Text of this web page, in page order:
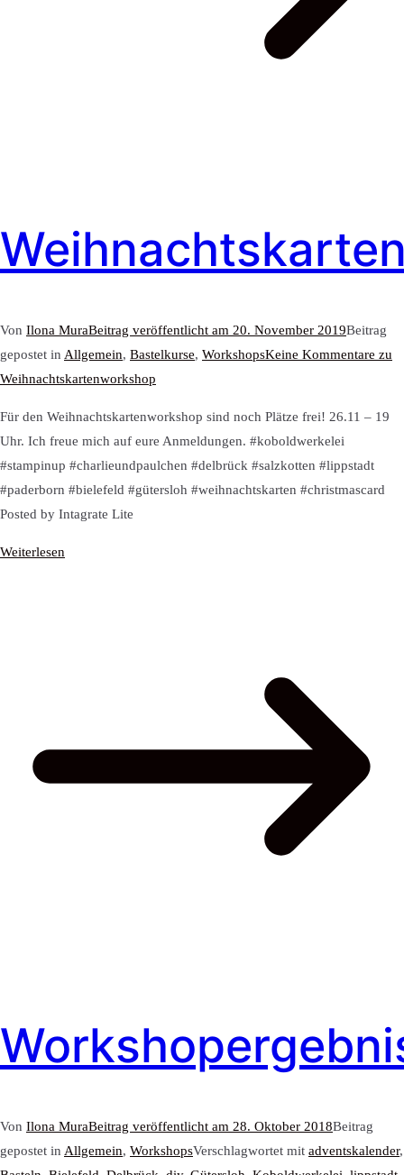
Von Ilona MuraBeitrag veröffentlicht am 20. November 2019Beitrag
gepostet in Allgemein, Bastelkurse, WorkshopsKeine Kommentare zu
Weihnachtskartenworkshop
Für den Weihnachtskartenworkshop sind noch Plätze frei! 26.11 – 19
Uhr. Ich freue mich auf eure Anmeldungen. #koboldwerkelei
#stampinup #charlieundpaulchen #delbrück #salzkotten #lippstadt
#paderborn #bielefeld #gütersloh #weihnachtskarten #christmascard
Posted by Intagrate Lite
Weiterlesen
Von Ilona MuraBeitrag veröffentlicht am 28. Oktober 2018Beitrag
gepostet in Allgemein, WorkshopsVerschlagwortet mit adventskalender,